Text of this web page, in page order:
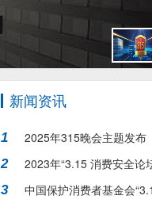
新闻资讯
1 2025年315晚会主题发布
2 2023年“3.15 消费安全论
3 中国保护消费者基金会